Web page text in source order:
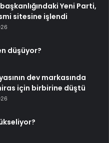
Yeni Parti,
sitesine işlendi
düşüyor?
dev markasında
için birbirine düştü